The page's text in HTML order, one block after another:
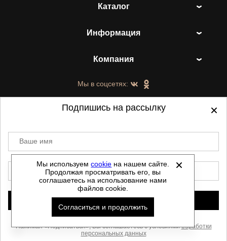
Каталог
Информация
Компания
Мы в соцсетях:
©2021-2026 - ShoesTown.ru - все права
защищены.
Данный сайт не является интернет магазином и
не является публичной офертой.
Политика обработки персональных данных
Автоматизировано -
Скачать прайс
Мы используемcookie на нашем сайте.
Продолжая просматривать его, вы
соглашаетесь на использование нами
файлов cookie.
Согласиться и продолжить
Подпишись на рассылку
Ваше имя
Нажимая «Подписаться», Вы соглашаетесь с условиямиобработки
персональных данных